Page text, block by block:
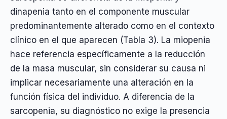
dinapenia tanto en el componente muscular
predominantemente alterado como en el contexto
clínico en el que aparecen (Tabla 3). La miopenia
hace referencia específicamente a la reducción
de la masa muscular, sin considerar su causa ni
implicar necesariamente una alteración en la
función física del individuo. A diferencia de la
sarcopenia, su diagnóstico no exige la presencia